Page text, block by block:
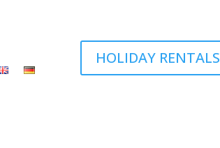
HOLIDAY RENTALS